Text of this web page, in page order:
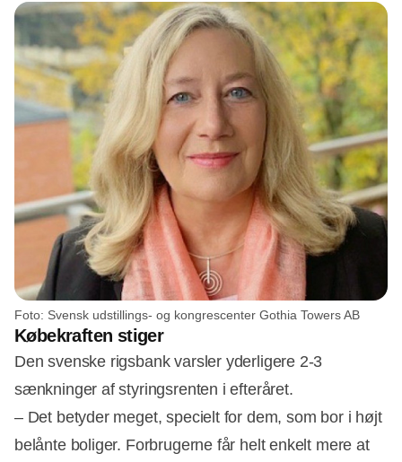
Foto: Svensk udstillings- og kongrescenter Gothia Towers AB
Købekraften stiger
Den svenske rigsbank varsler yderligere 2-3
sænkninger af styringsrenten i efteråret.
– Det betyder meget, specielt for dem, som bor i højt
belånte boliger. Forbrugerne får helt enkelt mere at